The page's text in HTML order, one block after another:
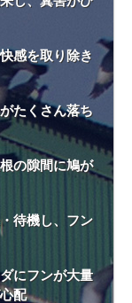
感を取り除き
たくさん落ち
の隙間に鳩が
待機し、フン
にフンが大量
配